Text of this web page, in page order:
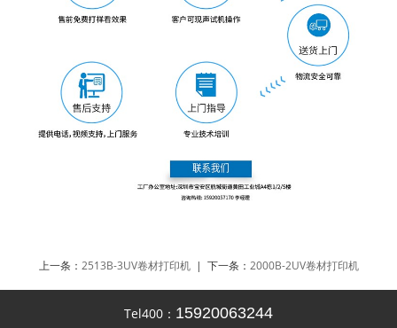
上一条： 2513B-3UV卷材打印机| 下一条： 2000B-2UV卷材打印机
Tel400： 15920063244